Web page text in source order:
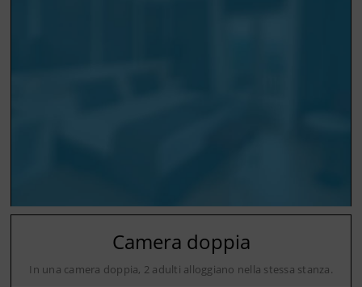
Camera doppia
In una camera doppia, 2 adulti alloggiano nella stessa stanza.